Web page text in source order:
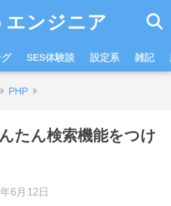
ンジニア
SES体験談 設定系 雑記
PHP
たん検索機能をつけ
6月12日